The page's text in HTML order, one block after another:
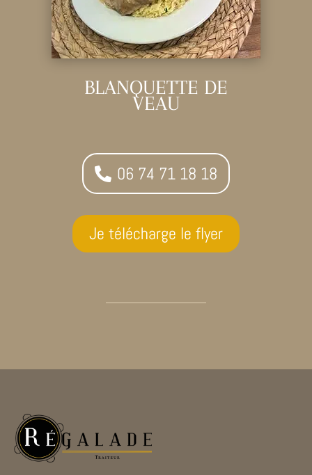
BLANQUETTE DE
VEAU
06 74 71 18 18
Je télécharge le flyer